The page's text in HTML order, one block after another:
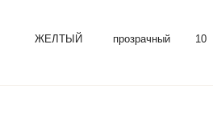
ЖЕЛТЫЙ прозрачный 10